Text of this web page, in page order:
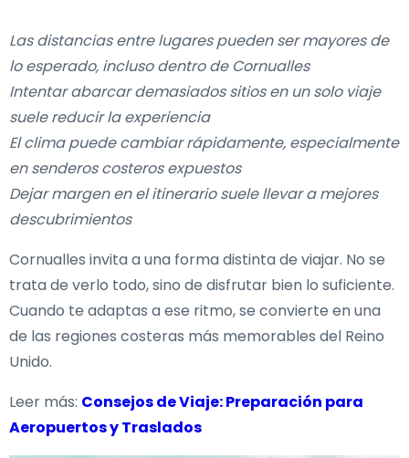
Las distancias entre lugares pueden ser mayores de
lo esperado, incluso dentro de Cornualles
Intentar abarcar demasiados sitios en un solo viaje
suele reducir la experiencia
El clima puede cambiar rápidamente, especialmente
en senderos costeros expuestos
Dejar margen en el itinerario suele llevar a mejores
descubrimientos
Cornualles invita a una forma distinta de viajar. No se
trata de verlo todo, sino de disfrutar bien lo suficiente.
Cuando te adaptas a ese ritmo, se convierte en una
de las regiones costeras más memorables del Reino
Unido.
Leer más: Consejos de Viaje: Preparación para
Aeropuertos y Traslados